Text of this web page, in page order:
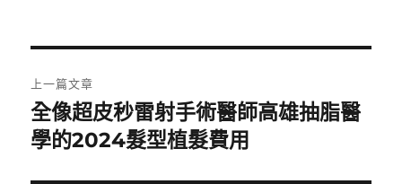
章
導
上一篇文章
上
一
全像超皮秒雷射手術醫師高雄抽脂醫
學的2024髮型植髮費用